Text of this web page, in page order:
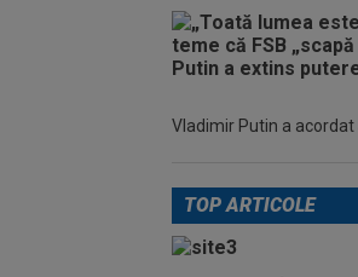
Vladimir Putin a acordat
TOP ARTICOLE